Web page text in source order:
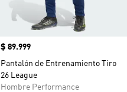
Precio
$ 89.999
Pantalón de Entrenamiento Tiro
26 League
Hombre Performance